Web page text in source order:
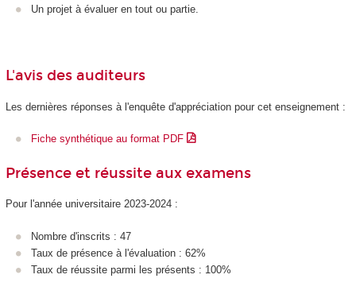
Un projet à évaluer en tout ou partie.
L'avis des auditeurs
Les dernières réponses à l'enquête d'appréciation pour cet enseignement :
Fiche synthétique au format PDF
Présence et réussite aux examens
Pour l'année universitaire 2023-2024 :
Nombre d'inscrits : 47
Taux de présence à l'évaluation : 62%
Taux de réussite parmi les présents : 100%